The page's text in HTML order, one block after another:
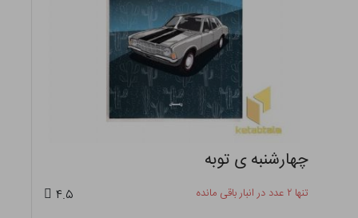
چهارشنبه ی توبه
تنها ۲ عدد در انبار باقی مانده ۴.۵